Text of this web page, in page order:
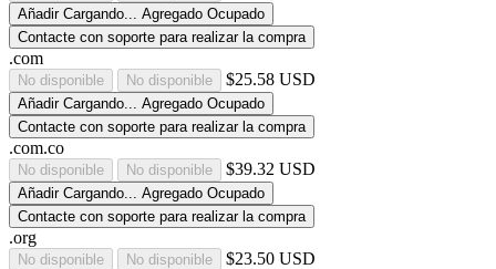
Añadir Cargando... Agregado Ocupado
Contacte con soporte para realizar la compra
.com
No disponible No disponible $25.58 USD
Añadir Cargando... Agregado Ocupado
Contacte con soporte para realizar la compra
.com.co
No disponible No disponible $39.32 USD
Añadir Cargando... Agregado Ocupado
Contacte con soporte para realizar la compra
.org
No disponible No disponible $23.50 USD